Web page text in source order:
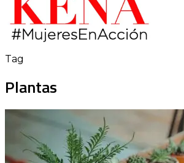
Tag
Plantas